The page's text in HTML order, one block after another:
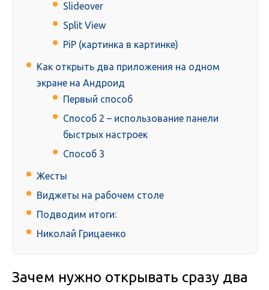
Slideover
Split View
PiP (картинка в картинке)
Как открыть два приложения на одном
экране на Андроид
Первый способ
Способ 2 – использование панели
быстрых настроек
Способ 3
Жесты
Виджеты на рабочем столе
Подводим итоги:
Николай Грицаенко
Зачем нужно открывать сразу два